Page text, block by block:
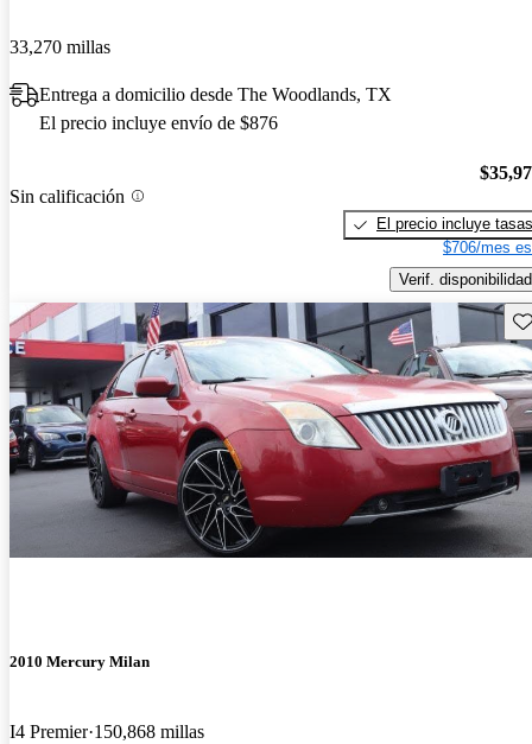
33,270 millas
Entrega a domicilio desde The Woodlands, TX
El precio incluye envío de $876
Sin calificación
El precio incluye tasas
$706/mes
Verif. disponibilidad
2010 Mercury Milan
I4 Premier 150,868 millas